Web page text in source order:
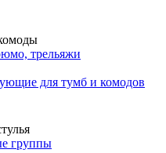
трельяжи
для тумб и комодов
группы